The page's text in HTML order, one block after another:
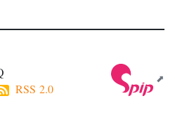
RSS 2.0